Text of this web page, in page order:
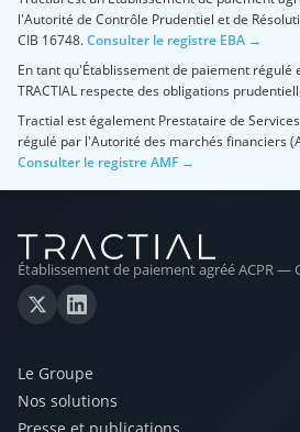
l'Autorité de Contrôle Prudentiel et de
CIB 16748.Consulter le registre EBA →
En tant qu'Établissement de paiement régulé
TRACTIAL respecte des obligations
Tractial est également Prestataire de
régulé par l'Autorité des marchés financiers
Consulter le registre AMF →
Établissement de paiement agréé ACPR —
Le Groupe
Nos solutions